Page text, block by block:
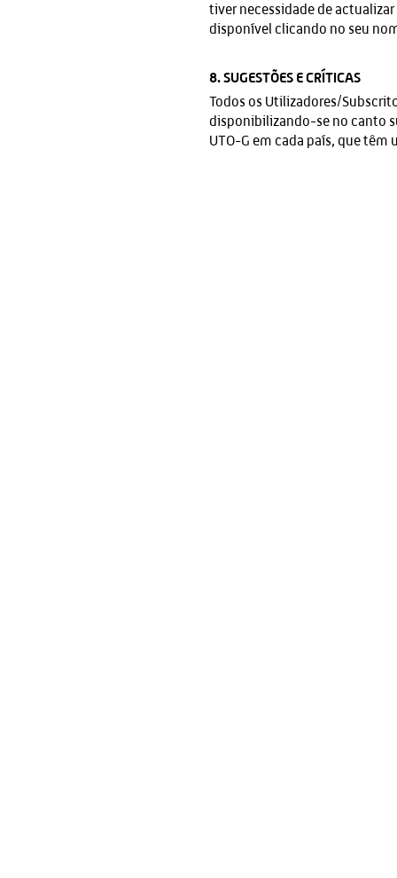
tiver necessidade de
disponível clicando no seu
8. SUGESTÕES E CRÍTICAS
Todos os Utilizadores/
disponibilizando-se no canto
UTO-G em cada país, que